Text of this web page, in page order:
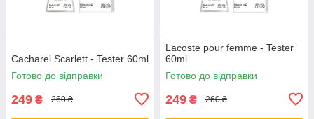
Cacharel Scarlett - Tester 60ml
Готово до відправки
249 ₴ 260 ₴
Lacoste pour femme - Tester
60ml
Готово до відправки
249 ₴ 260 ₴